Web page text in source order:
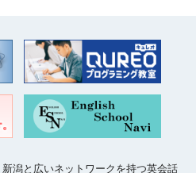
潟と広いネットワークを持つ英会話